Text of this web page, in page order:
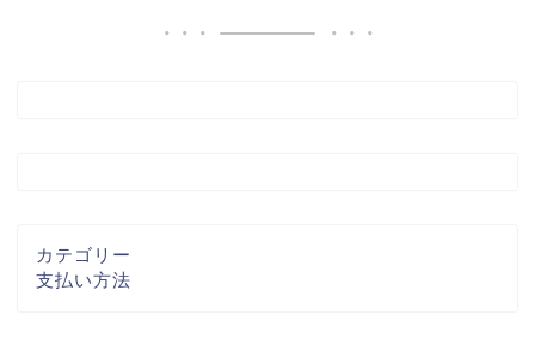
カテゴリー
支払い方法